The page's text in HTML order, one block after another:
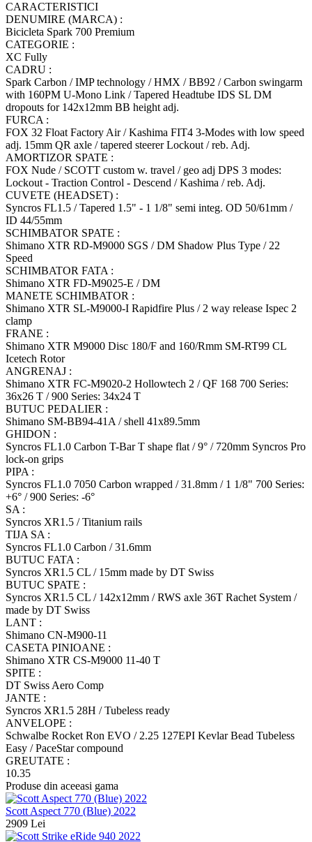
CARACTERISTICI
DENUMIRE (MARCA) :
Bicicleta Spark 700 Premium
CATEGORIE :
XC Fully
CADRU :
Spark Carbon / IMP technology / HMX / BB92 / Carbon swingarm
with 160PM U-Mono Link / Tapered Headtube IDS SL DM
dropouts for 142x12mm BB height adj.
FURCA :
FOX 32 Float Factory Air / Kashima FIT4 3-Modes with low speed
adj. 15mm QR axle / tapered steerer Lockout / reb. Adj.
AMORTIZOR SPATE :
FOX Nude / SCOTT custom w. travel / geo adj DPS 3 modes:
Lockout - Traction Control - Descend / Kashima / reb. Adj.
CUVETE (HEADSET) :
Syncros FL1.5 / Tapered 1.5" - 1 1/8" semi integ. OD 50/61mm /
ID 44/55mm
SCHIMBATOR SPATE :
Shimano XTR RD-M9000 SGS / DM Shadow Plus Type / 22
Speed
SCHIMBATOR FATA :
Shimano XTR FD-M9025-E / DM
MANETE SCHIMBATOR :
Shimano XTR SL-M9000-I Rapidfire Plus / 2 way release Ispec 2
clamp
FRANE :
Shimano XTR M9000 Disc 180/F and 160/Rmm SM-RT99 CL
Icetech Rotor
ANGRENAJ :
Shimano XTR FC-M9020-2 Hollowtech 2 / QF 168 700 Series:
36x26 T / 900 Series: 34x24 T
BUTUC PEDALIER :
Shimano SM-BB94-41A / shell 41x89.5mm
GHIDON :
Syncros FL1.0 Carbon T-Bar T shape flat / 9° / 720mm Syncros Pro
lock-on grips
PIPA :
Syncros FL1.0 7050 Carbon wrapped / 31.8mm / 1 1/8" 700 Series:
+6° / 900 Series: -6°
SA :
Syncros XR1.5 / Titanium rails
TIJA SA :
Syncros FL1.0 Carbon / 31.6mm
BUTUC FATA :
Syncros XR1.5 CL / 15mm made by DT Swiss
BUTUC SPATE :
Syncros XR1.5 CL / 142x12mm / RWS axle 36T Rachet System /
made by DT Swiss
LANT :
Shimano CN-M900-11
CASETA PINIOANE :
Shimano XTR CS-M9000 11-40 T
SPITE :
DT Swiss Aero Comp
JANTE :
Syncros XR1.5 28H / Tubeless ready
ANVELOPE :
Schwalbe Rocket Ron EVO / 2.25 127EPI Kevlar Bead Tubeless
Easy / PaceStar compound
GREUTATE :
10.35
Produse din aceeasi gama
Scott Aspect 770 (Blue) 2022
2909 Lei